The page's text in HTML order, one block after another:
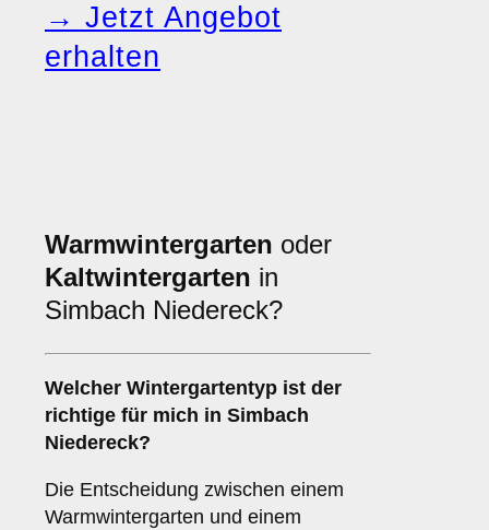
→ Jetzt Angebot
erhalten
Warmwintergarten oder
Kaltwintergarten in
Simbach Niedereck?
Welcher Wintergartentyp ist der
richtige für mich in Simbach
Niedereck?
Die Entscheidung zwischen einem
Warmwintergarten und einem